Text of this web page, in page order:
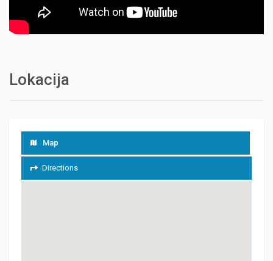
Lokacija
Map
Directions